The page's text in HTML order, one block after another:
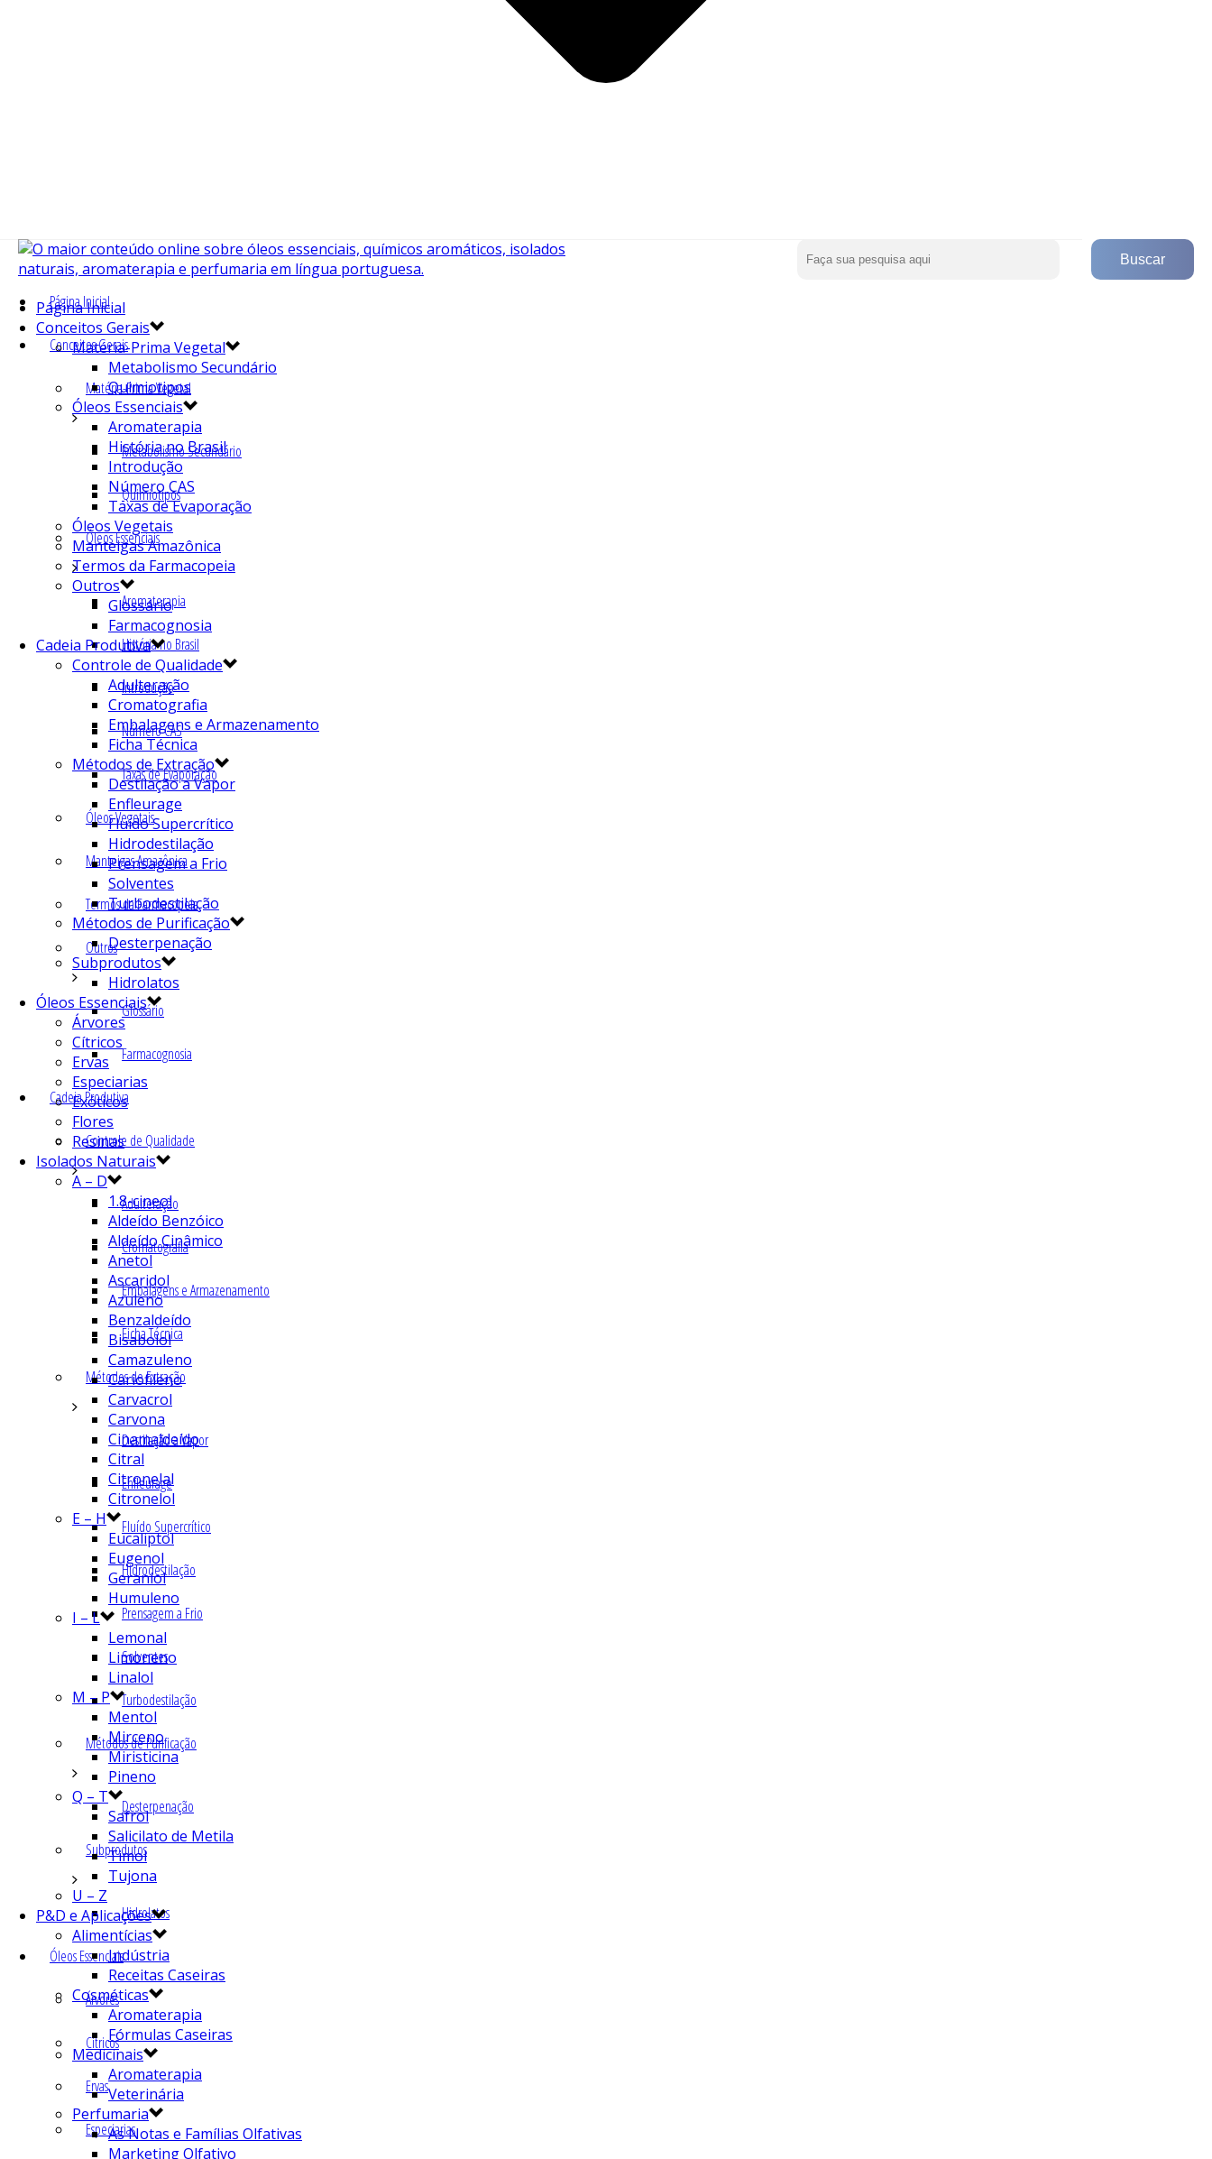
Página Inicial
Conceitos Gerais
Matéria-Prima Vegetal
Metabolismo Secundário
Quimiotipos
Óleos Essenciais
Aromaterapia
História no Brasil
Introdução
Número CAS
Taxas de Evaporação
Óleos Vegetais
Manteigas Amazônica
Termos da Farmacopeia
Outros
Glossário
Farmacognosia
Cadeia Produtiva
Controle de Qualidade
Adulteração
Cromatografia
Embalagens e Armazenamento
Ficha Técnica
Métodos de Extração
Destilação a Vapor
Enfleurage
Fluído Supercrítico
Hidrodestilação
Prensagem a Frio
Solventes
Turbodestilação
Métodos de Purificação
Desterpenação
Subprodutos
Hidrolatos
Óleos Essenciais
Árvores
Cítricos
Ervas
Especiarias
Página Inicial
Conceitos Gerais
Matéria-Prima Vegetal
Metabolismo Secundário
Quimiotipos
Óleos Essenciais
Aromaterapia
História no Brasil
Introdução
Número CAS
Taxas de Evaporação
Óleos Vegetais
Manteigas Amazônica
Termos da Farmacopeia
Outros
Glossário
Farmacognosia
Cadeia Produtiva
Controle de Qualidade
Adulteração
Cromatografia
Embalagens e Armazenamento
Ficha Técnica
Métodos de Extração
Destilação a Vapor
Enfleurage
Fluído Supercrítico
Hidrodestilação
Prensagem a Frio
Solventes
Turbodestilação
Métodos de Purificação
Desterpenação
Subprodutos
Hidrolatos
Óleos Essenciais
Árvores
Cítricos
Ervas
Especiarias
Exóticos
Flores
Resinas
Isolados Naturais
A – D
1.8-cineol
Aldeído Benzóico
Aldeído Cinâmico
Anetol
Ascaridol
Azuleno
Benzaldeído
Bisabolol
Camazuleno
Cariofileno
Carvacrol
Carvona
Cinamaldeído
Citral
Citronelal
Citronelol
E – H
Eucaliptol
Eugenol
Geraniol
Humuleno
I – L
Lemonal
Limoneno
Linalol
M – P
Mentol
Mirceno
Miristicina
Pineno
Q – T
Safrol
Salicilato de Metila
Timol
Tujona
U – Z
P&D e Aplicações
Alimentícias
Indústria
Receitas Caseiras
Cosméticas
Aromaterapia
Fórmulas Caseiras
Medicinais
Aromaterapia
Veterinária
Perfumaria
As Notas e Famílias Olfativas
Marketing Olfativo